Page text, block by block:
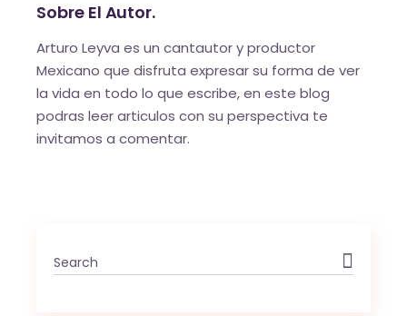
Sobre El Autor.
Arturo Leyva es un cantautor y productor
Mexicano que disfruta expresar su forma de ver
la vida en todo lo que escribe, en este blog
podras leer articulos con su perspectiva te
invitamos a comentar.
Search
for: